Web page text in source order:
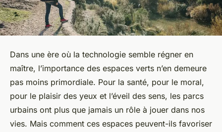
Dans une ère où la technologie semble régner en
maître, l’importance des espaces verts n’en demeure
pas moins primordiale. Pour la santé, pour le moral,
pour le plaisir des yeux et l’éveil des sens, les parcs
urbains ont plus que jamais un rôle à jouer dans nos
vies. Mais comment ces espaces peuvent-ils favoriser